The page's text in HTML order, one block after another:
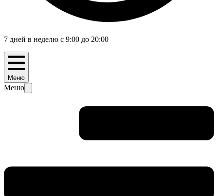
7 дней в неделю с 9:00 до 20:00
Меню
Меню